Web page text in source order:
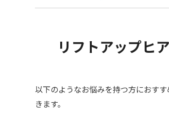
リフトアップヒ
以下のようなお悩みを持つ方におす
きます。